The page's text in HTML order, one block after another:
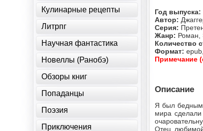
Год выпуска:
Автор:
Серия:
Жанр: Роман,
Количество
Формат:
Примечание
Описание
Я был бедным
мира
Отец
Кулинарные рецепты
Литрпг
Научная фантастика
Новеллы (Ранобэ)
Обзоры книг
Попаданцы
Поэзия
Приключения